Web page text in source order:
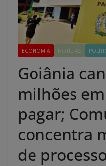
ECONOMIA NOTÍCIAS
Goiânia
milhões
pagar;
concentra
de